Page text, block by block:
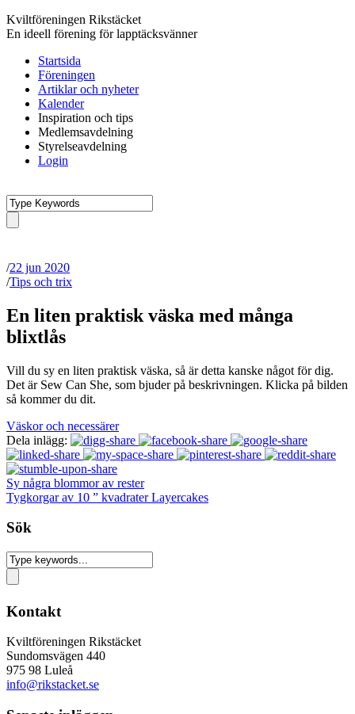
Kviltföreningen Rikstäcket
En ideell förening för lapptäcksvänner
Startsida
Föreningen
Artiklar och nyheter
Kalender
Inspiration och tips
Medlemsavdelning
Styrelseavdelning
Login
/22 jun 2020
/Tips och trix
En liten praktisk väska med många
blixtlås
Vill du sy en liten praktisk väska, så är detta kanske något för dig.
Det är Sew Can She, som bjuder på beskrivningen. Klicka på bilden
så kommer du dit.
Väskor och necessärer
Dela inlägg:
Sy några blommor av rester
Tygkorgar av 10 ” kvadrater Layercakes
Sök
Kontakt
Kviltföreningen Rikstäcket
Sundomsvägen 440
975 98 Luleå
info@rikstacket.se